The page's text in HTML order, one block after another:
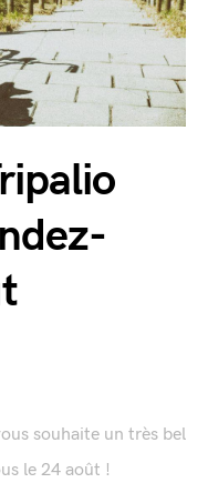
souhaite un très bel
le 24 août !